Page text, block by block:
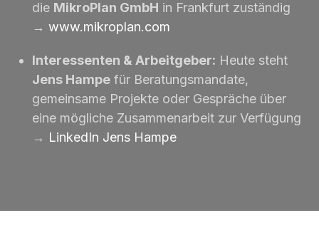
die MikroPlan GmbH in Frankfurt zuständig
→ www.mikroplan.com
Interessenten & Arbeitgeber: Heute steht
Jens Hampe für Beratungsmandate,
gemeinsame Projekte oder Gespräche über
eine mögliche Zusammenarbeit zur Verfügung
→ LinkedIn Jens Hampe